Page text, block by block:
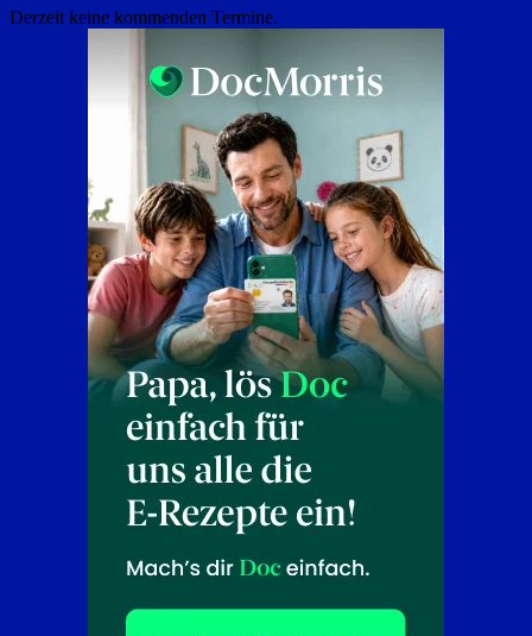
Derzeit keine kommenden Termine.